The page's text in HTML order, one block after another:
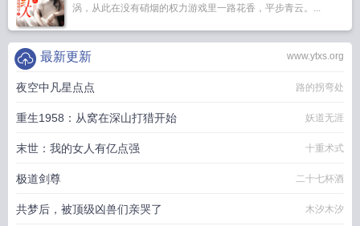
涡，从此在没有硝烟的权力游戏里一路花香，平步青云。...
www.ytxs.org
最新更新
夜空中凡星点点 路的拐弯处
重生1958：从窝在深山打猎开始 妖道无涯
末世：我的女人有亿点强 十重术式
极道剑尊 二十七杯酒
共梦后，被顶级凶兽们亲哭了 木汐木汐